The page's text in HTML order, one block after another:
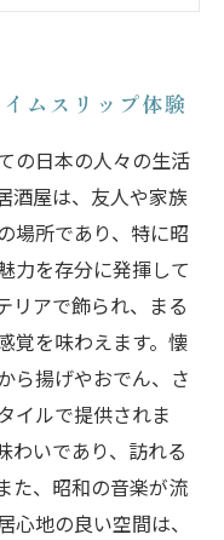
なお酒とつまみ
居酒屋への旅を
ムスリップ体験
の日本の人々の生活
酒屋は、友人や家族
場所であり、特に昭
力を存分に発揮して
リアで飾られ、まる
覚を味わえます。懐
ら揚げやおでん、さ
イルで提供されま
わいであり、訪れる
た、昭和の音楽が流
地の良い空間は、